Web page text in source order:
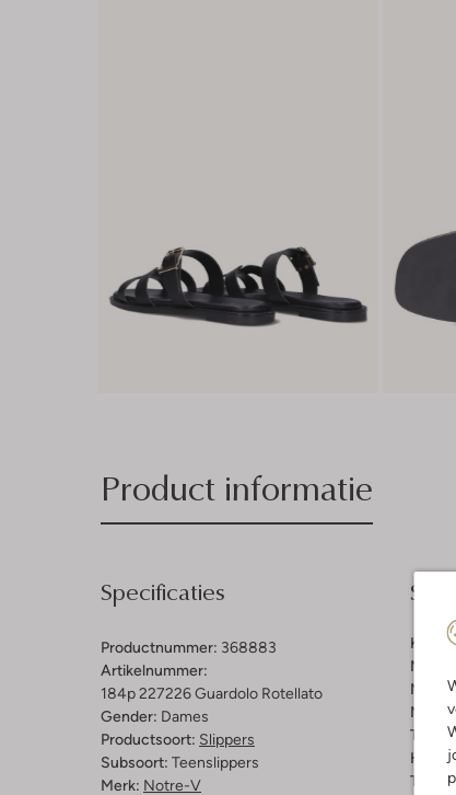
Product informatie
Specificaties
Productnummer: 368883
Artikelnummer:
184p 227226 Guardolo Rotellato
Gender: Dames
Productsoort: Slippers
Subsoort: Teenslippers
Merk: Notre-V
Kleur:
Type
Type